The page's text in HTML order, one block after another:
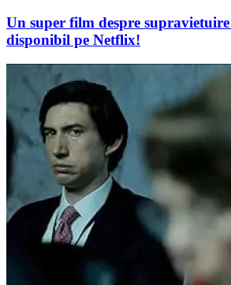
Un super film despre
disponibil pe Netflix!